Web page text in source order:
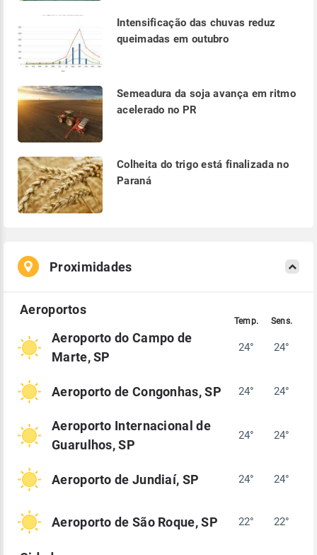
Intensificação das chuvas reduz
queimadas em outubro
Semeadura da soja avança em ritmo
acelerado no PR
Colheita do trigo está finalizada no
Paraná
Proximidades
Aeroporto do Campo de
Marte, SP
24° 24°
Aeroporto de Congonhas, SP 24° 24°
Aeroporto Internacional de
Guarulhos, SP
24° 24°
Aeroporto de Jundiaí, SP 24° 24°
Aeroporto de São Roque, SP 22° 22°